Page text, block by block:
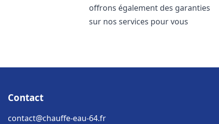
offrons également des garanties
sur nos services pour vous
Contact
contact@chauffe-eau-64.fr